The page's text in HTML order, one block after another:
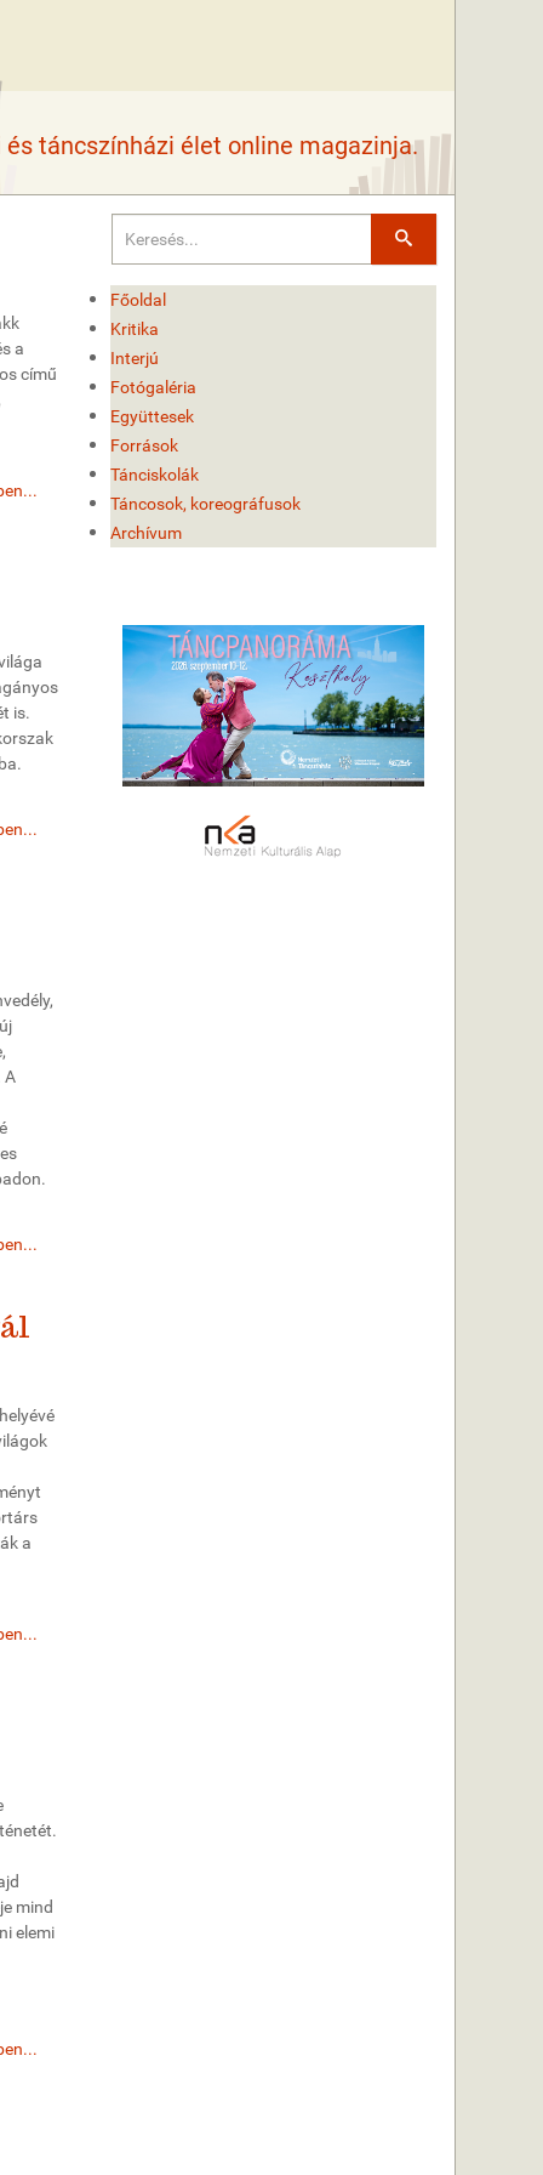
táncszínházi élet online magazinja.
a
című
is.
A
a
mind
elemi
Keresés
Főoldal
Kritika
Interjú
Fotógaléria
Együttesek
Források
Tánciskolák
Táncosok, koreográfusok
Archívum